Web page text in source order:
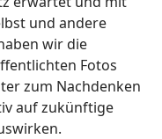
und andere
wir die
Fotos
zum Nachdenken
auf zukünftige